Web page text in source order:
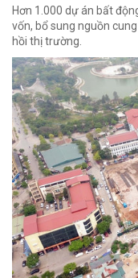
Hơn 1.000 dự án bất
vốn, bổ sung nguồn
hồi thị trường.